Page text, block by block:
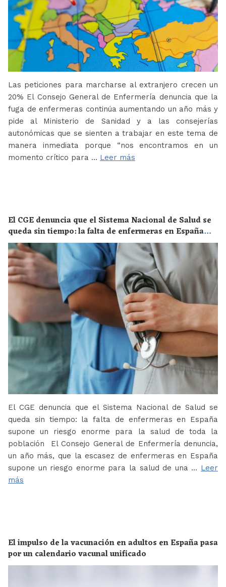
Las peticiones para marcharse al extranjero crecen un
20% El Consejo General de Enfermería denuncia que la
fuga de enfermeras continúa aumentando un año más y
pide al Ministerio de Sanidad y a las consejerías
autonómicas que se sienten a trabajar en este tema de
manera inmediata porque “nos encontramos en un
momento crítico para … Leer más
El CGE denuncia que el Sistema Nacional de Salud se
queda sin tiempo: la falta de enfermeras en España
supone un riesgo enorme para la salud de toda la
población
El CGE denuncia que el Sistema Nacional de Salud se
queda sin tiempo: la falta de enfermeras en España
supone un riesgo enorme para la salud de toda la
población El Consejo General de Enfermería denuncia,
un año más, que la escasez de enfermeras en España
supone un riesgo enorme para la salud de una … Leer
más
El impulso de la vacunación en adultos en España pasa
por un calendario vacunal unificado